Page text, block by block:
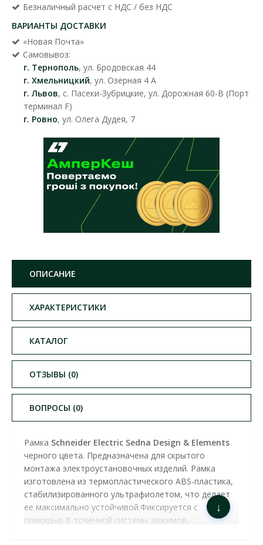
Безналичный расчет с НДС / без НДС
ВАРИАНТЫ ДОСТАВКИ
«Новая Почта»
Самовывоз:
г. Тернополь, ул. Бродовская 44
г. Хмельницкий, ул. Озерная 4 А
г. Львов, с. Пасеки-Зубрицкие, ул. Дорожная 60-В (Порт
терминал F)
г. Ровно, ул. Олега Дудея, 7
ОПИСАНИЕ
ХАРАКТЕРИСТИКИ
КАТАЛОГ
ОТЗЫВЫ (0)
ВОПРОСЫ (0)
Рамка Schneider Electric Sedna Design & Elements
черного цвета. Предназначена для скрытого
монтажа электроустановочных изделий. Рамка
изготовлена ​​из термопластического ABS-пластика,
стабилизированного ультрафиолетом, что делает
ее максимально устойчивой.Фиксируется с
помощью 8-точечной системы зажимов,
↓